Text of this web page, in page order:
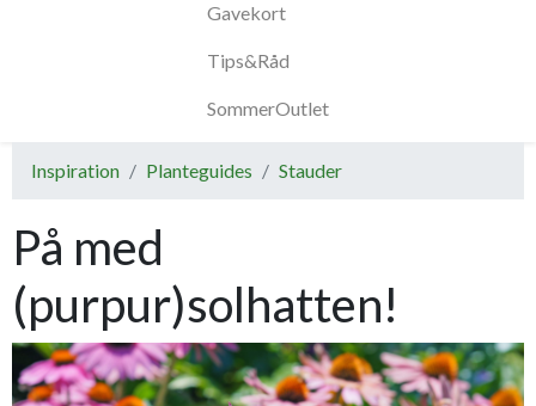
Gavekort
Tips&Råd
SommerOutlet
Inspiration Planteguides Stauder
På med
(purpur)solhatten!